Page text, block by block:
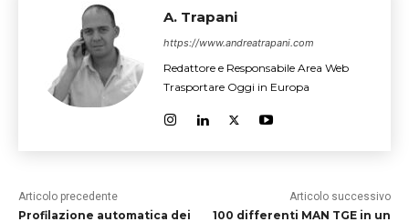
A. Trapani
https://www.andreatrapani.com
Redattore e Responsabile Area Web
Trasportare Oggi in Europa
Articolo precedente
Profilazione automatica dei
Articolo successivo
100 differenti MAN TGE in un